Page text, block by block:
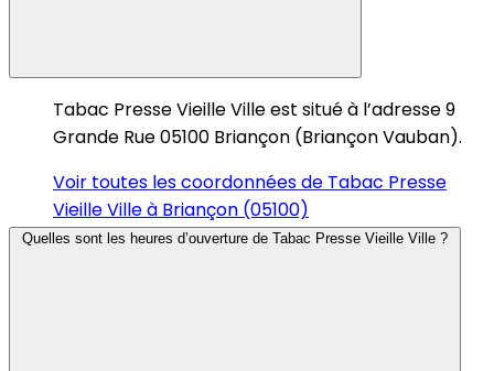
Tabac Presse Vieille Ville est situé à l’adresse 9
Grande Rue 05100 Briançon (Briançon Vauban).
Voir toutes les coordonnées de Tabac Presse
Vieille Ville à Briançon (05100)
Quelles sont les heures d’ouverture de Tabac Presse Vieille Ville ?